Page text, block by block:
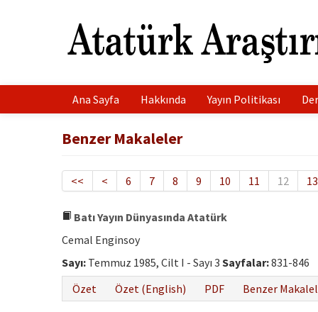
Ana Sayfa Hakkında Yayın Politikası
Benzer Makaleler
<< < 6 7 8 9 10 11 12 13
Batı Yayın Dünyasında Atatürk
Cemal Enginsoy
Sayı: Temmuz 1985, Cilt I - Sayı 3 Sayfalar:831-846
Özet
Özet (English) PDF Benzer